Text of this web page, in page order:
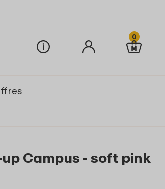
0
Campus - soft pink